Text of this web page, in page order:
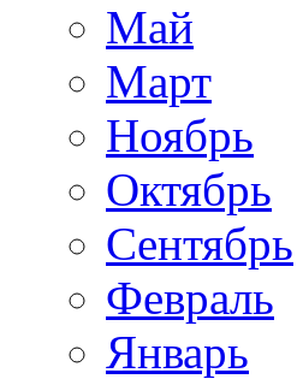
Май
Март
Ноябрь
Октябрь
Сентябрь
Февраль
Январь